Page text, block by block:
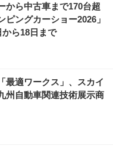
から中古車まで170台超
ングカーショー2026」
ら18日まで
最適ワークス」、スカイ
州自動車関連技術展示商